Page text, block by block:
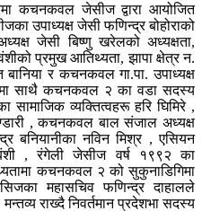
कचनकवल जेसीज द्वारा आयोजित
उपाध्यक्ष जेसी फणिन्द्र बोहोराको
जेसी बिष्णु खरेलको अध्यक्षता,
प्रमुख आतिथ्यता, झापा क्षेत्र न.
र कचनकवल गा.पा. उपाध्यक्ष
साथै कचनकवल २ का वडा सदस्य
व्यक्तित्वहरू हरि घिमिरे ,
, कचनकवल बाल संजाल अध्यक्ष
बनियानीका नविन मिश्र , एसियन
, रंगेली जेसीज वर्ष १९९२ का
कचनकवल २ को सुकुनाडिगिमा
महासचिव फणिन्द्र दाहालले
राख्दै निवर्तमान प्रदेशभा सदस्य